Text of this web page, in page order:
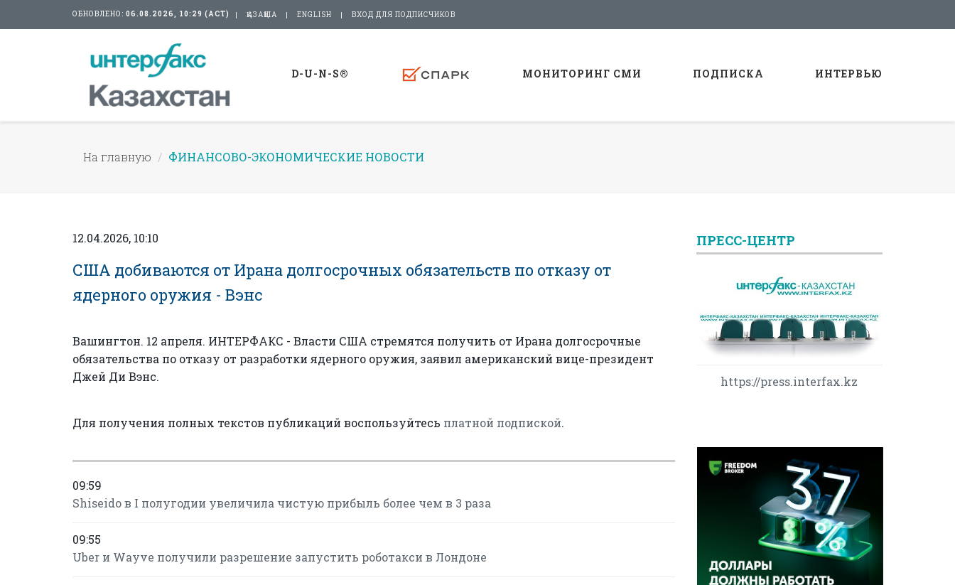
ОБНОВЛЕНО: 06.08.2026, 10:29 (АСТ) ҚАЗАҚША ENGLISH ВХОД ДЛЯ ПОДПИСЧИКОВ
D-U-N-S® МОНИТОРИНГ СМИ ПОДПИСКА ИНТЕРВЬЮ
На главную ФИНАНСОВО-ЭКОНОМИЧЕСКИЕ НОВОСТИ
12.04.2026, 10:10
США добиваются от Ирана долгосрочных обязательств по отказу от
ядерного оружия - Вэнс
Вашингтон. 12 апреля. ИНТЕРФАКС - Власти США стремятся получить от Ирана долгосрочные
обязательства по отказу от разработки ядерного оружия, заявил американский вице-президент
Джей Ди Вэнс.
Для получения полных текстов публикаций воспользуйтесь платной подпиской.
09:59
Shiseido в I полугодии увеличила чистую прибыль более чем в 3 раза
09:55
Uber и Wayve получили разрешение запустить роботакси в Лондоне
ПРЕСС-ЦЕНТР
https://press.interfax.kz